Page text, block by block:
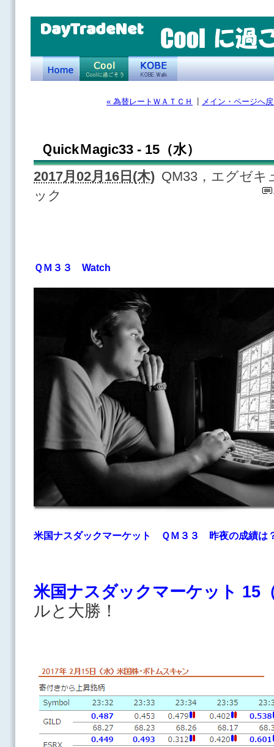
DayTradeNet
« 為替レートＷＡＴＣＨ メイン・ページへ
ＱuickＭagic33 - 15（水）
2017月02月16日(木) QM33，エグゼキ
ック
ＱＭ３３ Watch
米国ナスダックマーケット ＱＭ３３ 昨夜の成績は
米国ナスダックマーケット 15
ルと大勝！